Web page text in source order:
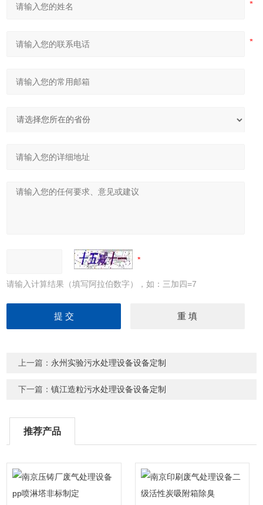
请输入计算结果（填写阿拉伯数字），如：三加四=7
上一篇： 永州实验污水处理设备设备定制
下一篇：镇江造粒污水处理设备设备定制
推荐产品